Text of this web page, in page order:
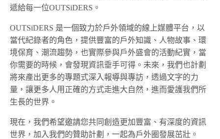
遞給每一位OUTSiDERS。
OUTSiDERS 是一個致力於戶外領域的線上媒體平台，以
當代紀錄者的角色，提供豐富的戶外知識、人物故事、環
境保育、潮流趨勢，也實際參與戶外盛會的活動紀實，當
你需要的時候，會發現資訊垂手可得。未來，我們也計劃
將來產出更多的專題式深入報導與專訪，透過文字的力
量，讓更多人用正確的方式走進大自然，進而愛護我們所
生長的世界。
現在，我們希望邀請您共同創造更加豐富、有深度的資訊
世界，加入我們的贊助計劃，一起為戶外圈發展茁壯。